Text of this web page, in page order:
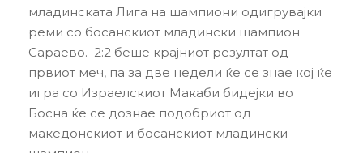
младинската Лига на шампиони одигрувајки
реми со босанскиот младински шампион
Сараево. 2:2 беше крајниот резултат од
првиот меч, па за две недели ќе се знае кој ќе
игра со Израелскиот Макаби бидејки во
Босна ќе се дознае подобриот од
македонскиот и босанскиот младински